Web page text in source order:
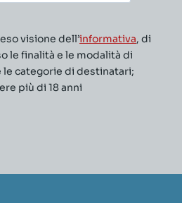
visione dell’informativa, di
le finalità e le modalità di
categorie di destinatari;
più di 18 anni